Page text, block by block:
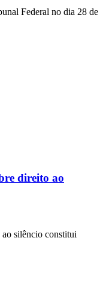
Federal no dia 28 de
direito ao
silêncio constitui